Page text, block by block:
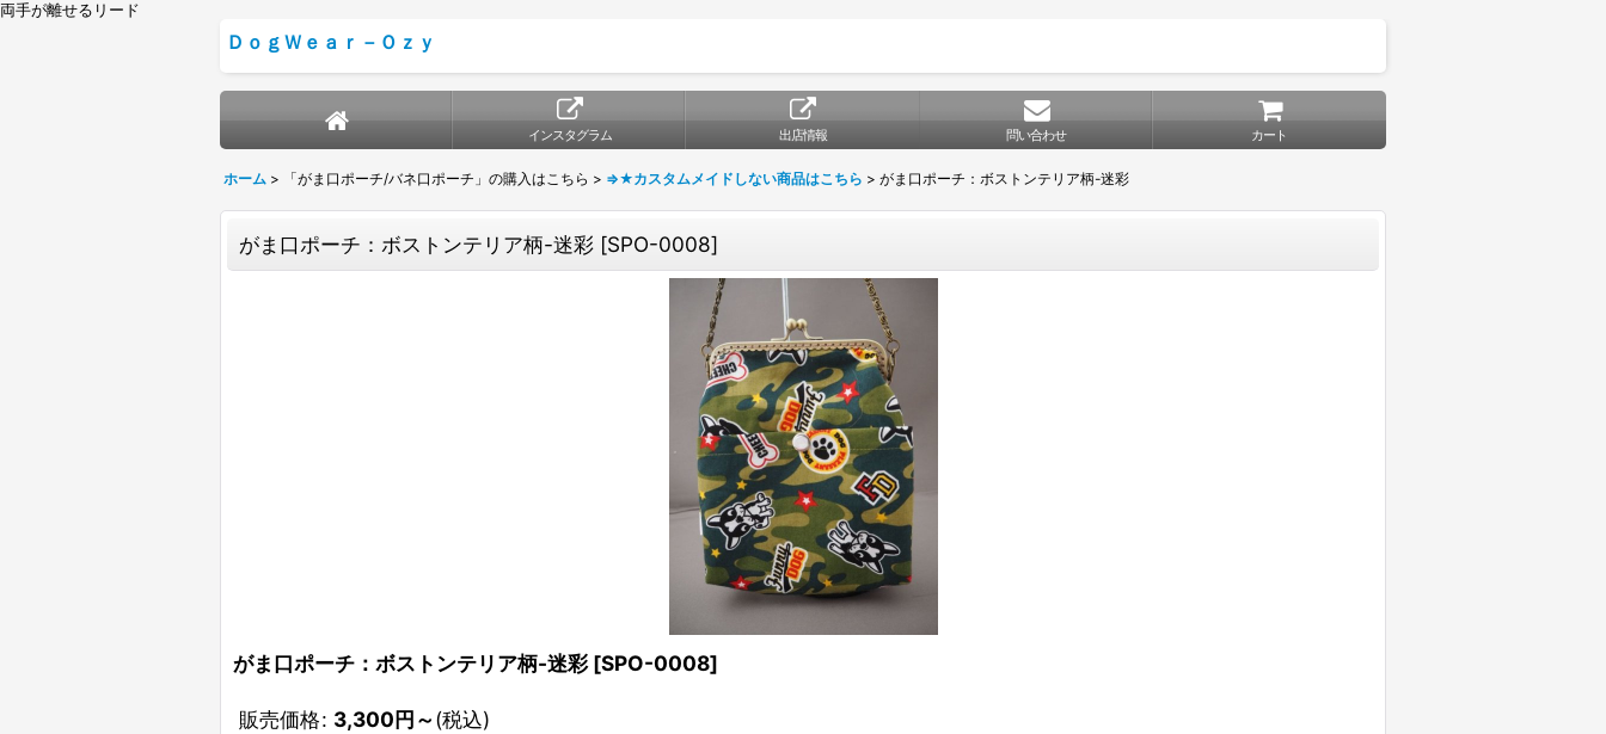
両手が離せるリード
ＤｏｇＷｅａｒ－Ｏｚｙ
インスタグラム 出店情報 問い合わせ カート
ホーム > 「がま口ポーチ/バネ口ポーチ」の購入はこちら > ⇒★カスタムメイドしない商品はこちら > がま口ポーチ：ボストンテリア柄-迷彩
がま口ポーチ：ボストンテリア柄-迷彩 [SPO-0008]
がま口ポーチ：ボストンテリア柄-迷彩 [SPO-0008]
販売価格: 3,300円～(税込)